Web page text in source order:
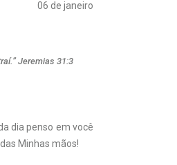
06 de janeiro
Jeremias 31:3
dia penso em você
Minhas mãos!